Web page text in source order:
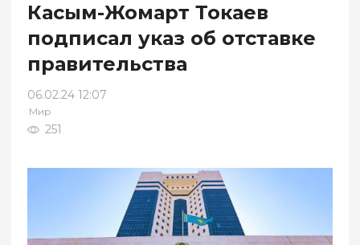
Касым-Жомарт Токаев
подписал указ об отставке
правительства
06.02.24 12:07
Мир
251